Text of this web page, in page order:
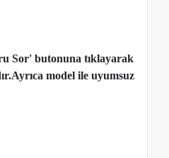
Sor' butonuna tıklayarak
model ile uyumsuz